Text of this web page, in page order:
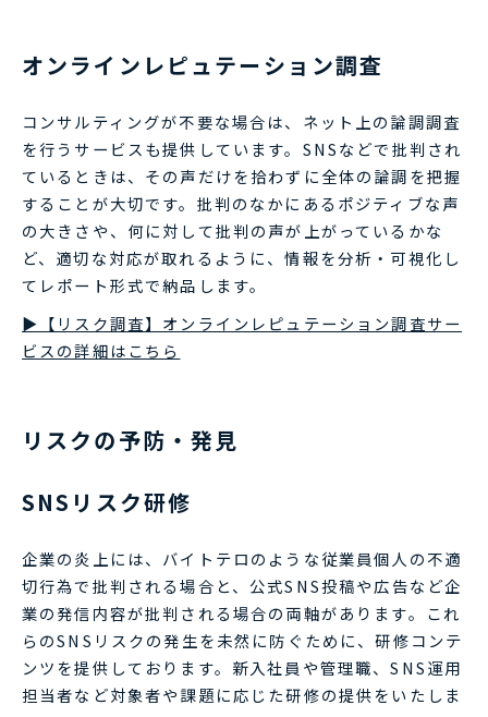
オンラインレピュテーション調査
コンサルティングが不要な場合は、ネット上の論調調査
を行うサービスも提供しています。SNSなどで批判され
ているときは、その声だけを拾わずに全体の論調を把握
することが大切です。批判のなかにあるポジティブな声
の大きさや、何に対して批判の声が上がっているかな
ど、適切な対応が取れるように、情報を分析・可視化し
てレポート形式で納品します。
▶【リスク調査】オンラインレピュテーション調査サー
ビスの詳細はこちら
リスクの予防・発見
SNSリスク研修
企業の炎上には、バイトテロのような従業員個人の不適
切行為で批判される場合と、公式SNS投稿や広告など企
業の発信内容が批判される場合の両軸があります。これ
らのSNSリスクの発生を未然に防ぐために、研修コンテ
ンツを提供しております。新入社員や管理職、SNS運用
担当者など対象者や課題に応じた研修の提供をいたしま